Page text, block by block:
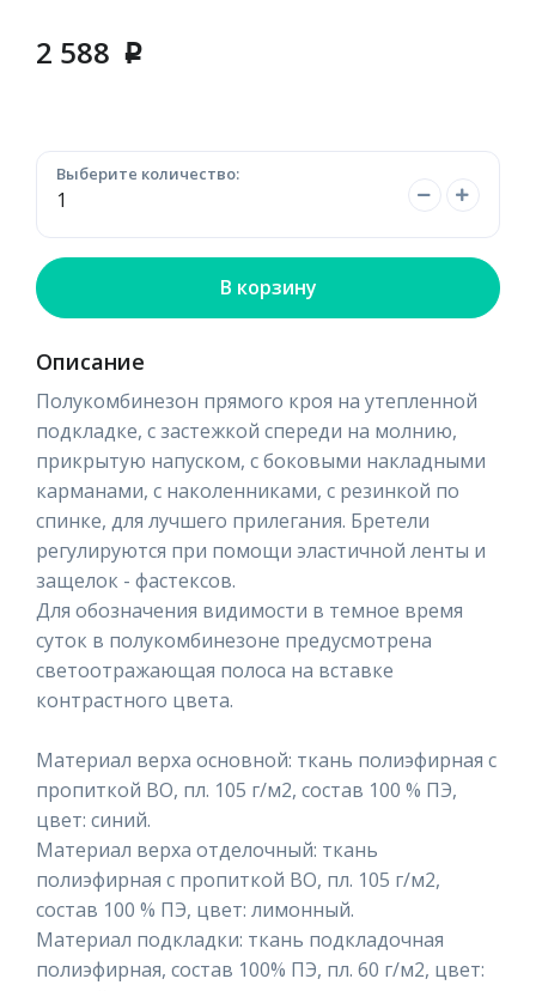
2 588 p
Выберите количество:
В корзину
Описание
Полукомбинезон прямого кроя на утепленной
подкладке, с застежкой спереди на молнию,
прикрытую напуском, с боковыми накладными
карманами, с наколенниками, с резинкой по
спинке, для лучшего прилегания. Бретели
регулируются при помощи эластичной ленты и
защелок - фастексов.
Для обозначения видимости в темное время
суток в полукомбинезоне предусмотрена
светоотражающая полоса на вставке
контрастного цвета.
Материал верха основной: ткань полиэфирная с
пропиткой ВО, пл. 105 г/м2, состав 100 % ПЭ,
цвет: синий.
Материал верха отделочный: ткань
полиэфирная с пропиткой ВО, пл. 105 г/м2,
состав 100 % ПЭ, цвет: лимонный.
Материал подкладки: ткань подкладочная
полиэфирная, состав 100% ПЭ, пл. 60 г/м2, цвет: